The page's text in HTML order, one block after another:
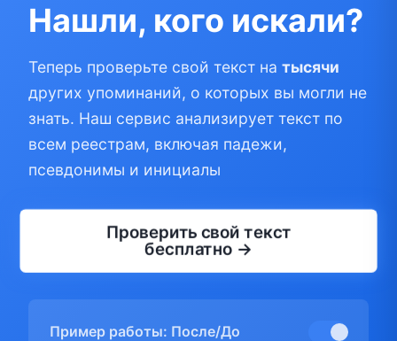
Нашли, кого искали?
Теперь проверьте свой текст на тысячи
других упоминаний, о которых вы могли не
знать. Наш сервис анализирует текст по
всем реестрам, включая падежи,
псевдонимы и инициалы
Проверить свой текст
бесплатно →
Пример работы: После/До